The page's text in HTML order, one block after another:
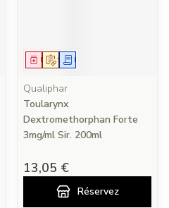
Sur prescription
MédicamentDemande écrite
Qualiphar
Toularynx
Dextromethorphan Forte
3mg/ml Sir. 200ml
13,05 €
Réservez